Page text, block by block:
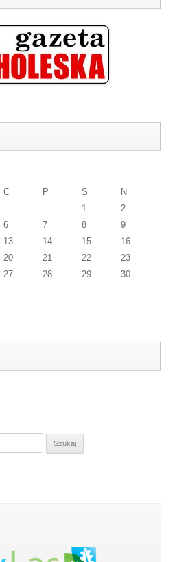
C P S
N
1
2
6 7 8
9
13 14 15
16
20 21 22
23
27 28 29
30